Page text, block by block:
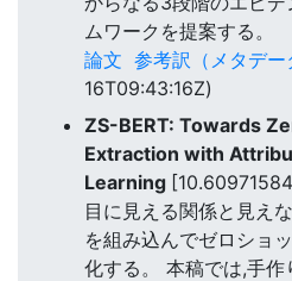
ムワークを提案する。
論文 参考訳（メタデー
16T09:43:16Z)
ZS-BERT: Towards
Extraction with
Learning
目に見える関係と見え
を組み込んでゼロショ
化する。 本稿では,手